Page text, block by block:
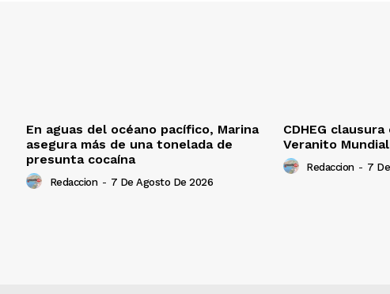
En aguas del océano pacífico, Marina
asegura más de una tonelada de
presunta cocaína
Redaccion - 7 De Agosto De 2026
CDHEG
Veranito
Redaccion - 7